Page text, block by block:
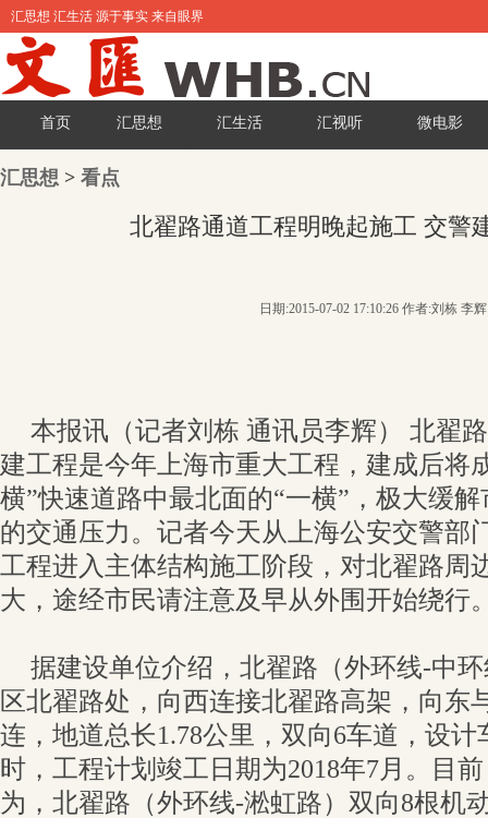
汇思想 汇生活 源于事实 来自眼界
首页 汇思想 汇生活 汇视听 微电影
汇思想 > 看点
北翟路通道工程明晚起施工 交警
日期:2015-07-02 17:10:26 作者:刘栋 李辉
本报讯（记者刘栋 通讯员李辉） 北翟
建工程是今年上海市重大工程，建成后将
横”快速道路中最北面的“一横”，极大缓
的交通压力。记者今天从上海公安交警部
工程进入主体结构施工阶段，对北翟路周
大，途经市民请注意及早从外围开始绕行
据建设单位介绍，北翟路（外环线-中
区北翟路处，向西连接北翟路高架，向东
连，地道总长1.78公里，双向6车道，设计
时，工程计划竣工日期为2018年7月。目
为，北翟路（外环线-淞虹路）双向8根机